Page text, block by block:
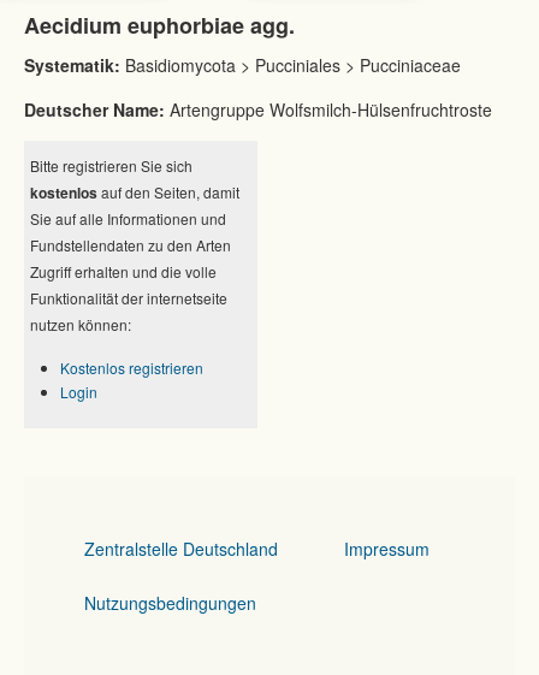
Aecidium euphorbiae agg.
Systematik: Basidiomycota > Pucciniales > Pucciniaceae
Deutscher Name: Artengruppe Wolfsmilch-Hülsenfruchtroste
Bitte registrieren Sie sich
kostenlos auf den Seiten, damit
Sie auf alle Informationen und
Fundstellendaten zu den Arten
Zugriff erhalten und die volle
Funktionalität der internetseite
nutzen können:
Kostenlos registrieren
Login
Zentralstelle Deutschland Impressum
Nutzungsbedingungen